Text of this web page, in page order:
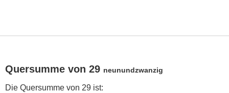
Quersumme von 29 neunundzwanzig
Die Quersumme von 29 ist: